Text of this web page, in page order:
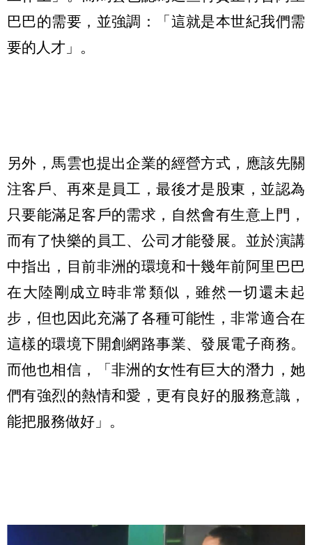
巴巴的需要，並強調：「這就是本世紀我們需
要的人才」。
另外，馬雲也提出企業的經營方式，應該先關
注客戶、再來是員工，最後才是股東，並認為
只要能滿足客戶的需求，自然會有生意上門，
而有了快樂的員工、公司才能發展。並於演講
中指出，目前非洲的環境和十幾年前阿里巴巴
在大陸剛成立時非常類似，雖然一切還未起
步，但也因此充滿了各種可能性，非常適合在
這樣的環境下開創網路事業、發展電子商務。
而他也相信，「非洲的女性有巨大的潛力，她
們有強烈的熱情和愛，更有良好的服務意識，
能把服務做好」。